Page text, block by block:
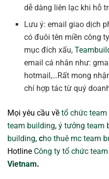
dễ dàng liên lạc khi hỗ
Lưu ý: email giao dịch
có đuôi tên miền công
mục đích xấu,
email cá nhân như:
hotmail,…Rất mong
chí hợp tác từ quý
Mọi yêu cầu về tổ chức
team building, ý tưởng team
building, cho thuê mc team
Hotline Công ty tổ chức
Vietnam.